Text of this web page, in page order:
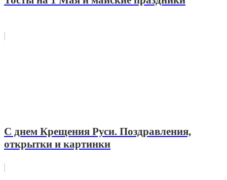
С днем Крещения Руси. Поздравления,
открытки и картинки